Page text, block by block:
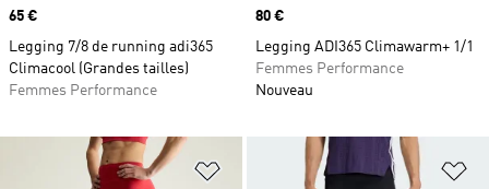
Prix
65 €
Legging 7/8 de running adi365
Climacool (Grandes tailles)
Femmes Performance
Prix
80 €
Legging ADI365 Climawarm+ 1/1
Femmes Performance
Nouveau
Ajouter à la Liste de produits